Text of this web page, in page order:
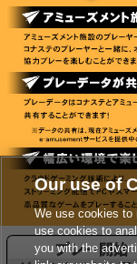
Our use of
We use cookies to
use cookies to
you with the